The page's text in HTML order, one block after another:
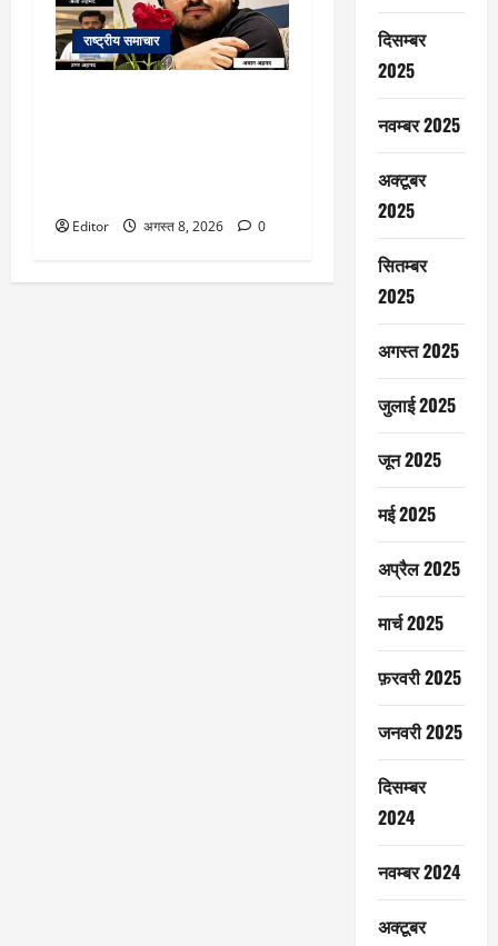
राष्ट्रीय समाचार
Editor अगस्त 8, 2026 0
दिसम्बर
2025
नवम्बर 2025
अक्टूबर
2025
सितम्बर
2025
अगस्त 2025
जुलाई 2025
जून 2025
मई 2025
अप्रैल 2025
मार्च 2025
फ़रवरी 2025
जनवरी 2025
दिसम्बर
2024
नवम्बर 2024
अक्टूबर